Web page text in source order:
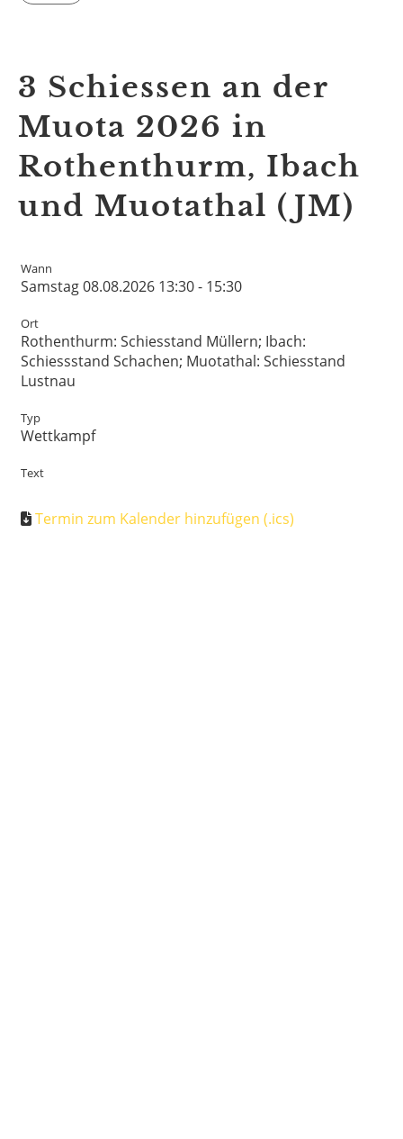
3 Schiessen an der
Muota 2026 in
Rothenthurm, Ibach
und Muotathal (JM)
Wann
Samstag 08.08.2026 13:30 - 15:30
Ort
Rothenthurm: Schiesstand Müllern; Ibach:
Schiessstand Schachen; Muotathal: Schiesstand
Lustnau
Typ
Wettkampf
Text
Termin zum Kalender hinzufügen (.ics)